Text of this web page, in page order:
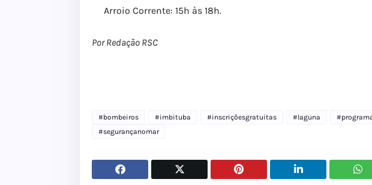
Arroio Corrente: 15h às 18h.
Por Redação RSC
#bombeiros #imbituba #inscriçõesgratuitas #laguna
#segurançanomar